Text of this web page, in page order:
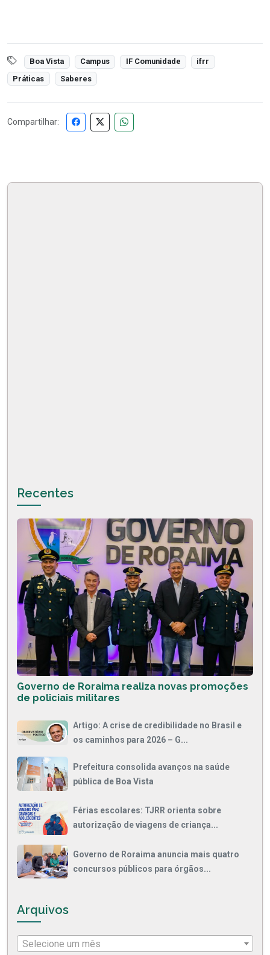
Boa Vista Campus IF Comunidade
ifrr
Práticas
Saberes
Compartilhar:
Recentes
Governo de Roraima realiza novas promoções
de policiais militares
Artigo: A crise de credibilidade no Brasil e
os caminhos para 2026 – G...
Prefeitura consolida avanços na saúde
pública de Boa Vista
Férias escolares: TJRR orienta sobre
autorização de viagens de criança...
Governo de Roraima anuncia mais quatro
concursos públicos para órgãos...
Arquivos
Selecione um mês